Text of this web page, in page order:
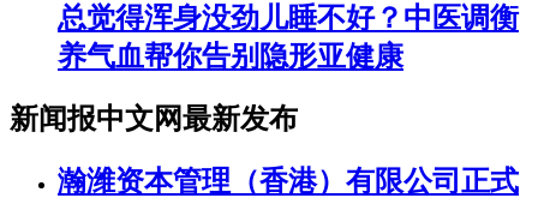
总觉得浑身没劲儿睡不好？中医调衡
养气血帮你告别隐形亚健康
新闻报中文网最新发布
瀚潍资本管理（香港）有限公司正式